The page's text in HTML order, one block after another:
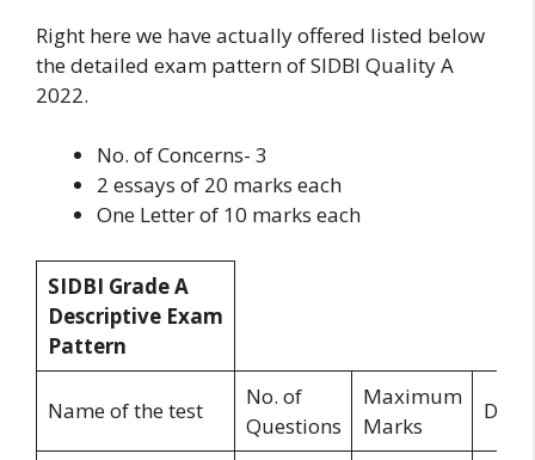
Right here we have actually offered listed below
the detailed exam pattern of SIDBI Quality A
2022.
No. of Concerns- 3
2 essays of 20 marks each
One Letter of 10 marks each
SIDBI Grade A
Descriptive Exam
Pattern
Name of the test
No. of
Questions
Maximum
Marks